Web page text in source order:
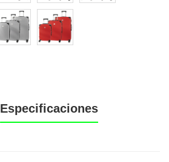
Especificaciones